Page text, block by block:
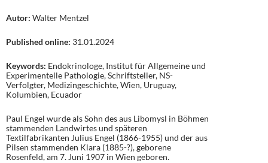
Autor: Walter Mentzel
Published online: 31.01.2024
Keywords: Endokrinologe, Institut für Allgemeine und
Experimentelle Pathologie, Schriftsteller, NS-
Verfolgter, Medizingeschichte, Wien, Uruguay,
Kolumbien, Ecuador
Paul Engel wurde als Sohn des aus Libomysl in Böhmen
stammenden Landwirtes und späteren
Textilfabrikanten Julius Engel (1866-1955) und der aus
Pilsen stammenden Klara (1885-?), geborene
Rosenfeld, am 7. Juni 1907 in Wien geboren.